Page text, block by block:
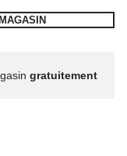
gratuitement